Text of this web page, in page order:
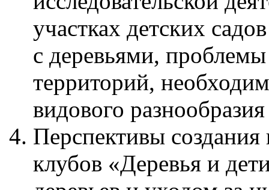
участках детских
с деревьями,
территорий,
видового
Перспективы
клубов «Деревья и